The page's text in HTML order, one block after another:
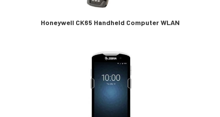
Honeywell CK65 Handheld Computer WLAN